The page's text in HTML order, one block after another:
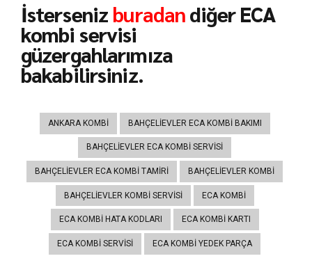
İsterseniz buradandiğer ECA
kombi servisi
güzergahlarımıza
bakabilirsiniz.
ANKARA KOMBI BAHÇELIEVLER ECA KOMBI BAKIMI
BAHÇELIEVLER ECA KOMBI SERVISI
BAHÇELIEVLER ECA KOMBI TAMIRI BAHÇELIEVLER KOMBI
BAHÇELIEVLER KOMBI SERVISI ECA KOMBI
ECA KOMBI HATA KODLARI ECA KOMBI KARTI
ECA KOMBI SERVISI ECA KOMBI YEDEK PARÇA